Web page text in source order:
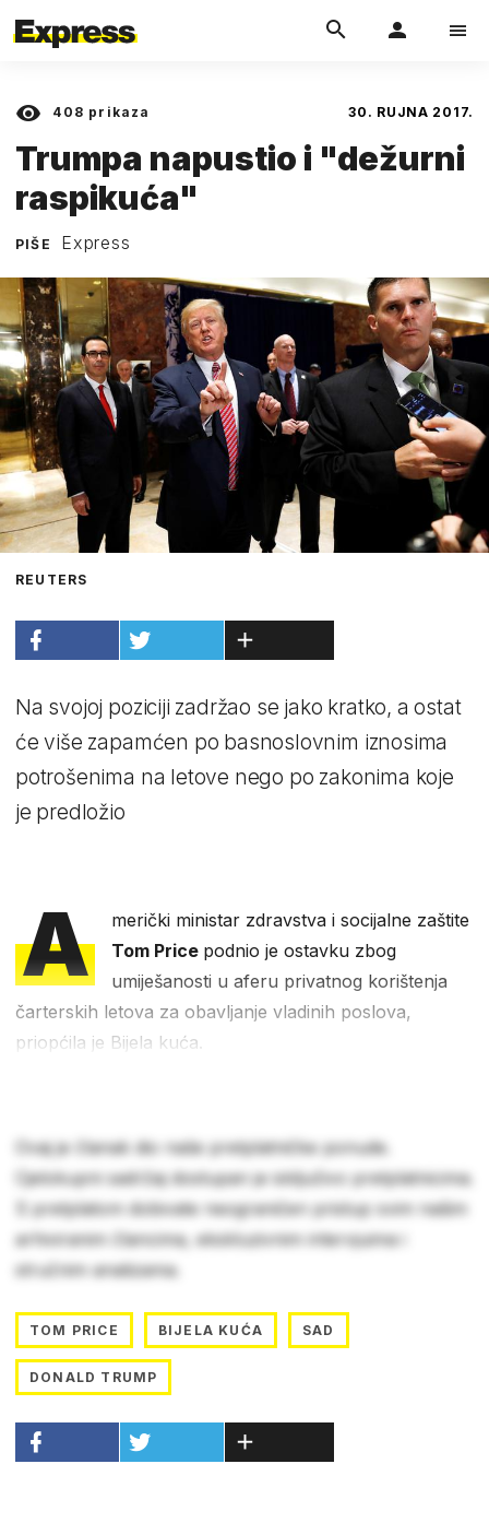
408 prikaza 30. RUJNA 2017.
Trumpa napustio i "dežurni
raspikuća"
PIŠE Express
REUTERS
Na svojoj poziciji zadržao se jako kratko, a ostat
će više zapamćen po basnoslovnim iznosima
potrošenima na letove nego po zakonima koje
je predložio
A
merički ministar zdravstva i socijalne zaštite
Tom Price podnio je ostavku zbog
umiješanosti u aferu privatnog korištenja
čarterskih letova za obavljanje vladinih poslova,
priopćila je Bijela kuća.
Ovaj je članak dio naše pretplatničke ponude.
Cjelokupni sadržaj dostupan je isključivo pretplatnicima.
S pretplatom dobivate neograničen pristup svim našim
arhiviranim člancima, ekskluzivnim intervjuima i
stručnim analizama.
TOM PRICE BIJELA KUĆA SAD
DONALD TRUMP